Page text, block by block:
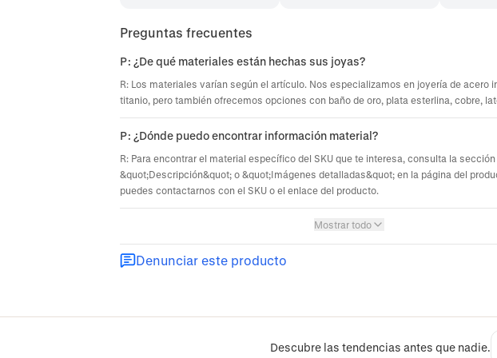
Preguntas frecuentes
P: ¿De qué materiales están hechas sus joyas?
R: Los materiales varían según el artículo. Nos especializamos en joyería de acero
titanio, pero también ofrecemos opciones con baño de oro, plata esterlina, cobre,
P: ¿Dónde puedo encontrar información material?
R: Para encontrar el material específico del SKU que te interesa, consulta la sección
&quot;Descripción&quot; o &quot;Imágenes detalladas&quot; en la página del
puedes contactarnos con el SKU o el enlace del producto.
Mostrar todo
Denunciar este producto
Descubre las tendencias antes que nadie.